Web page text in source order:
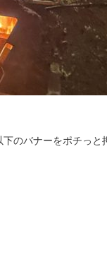
のバナーをポチっと